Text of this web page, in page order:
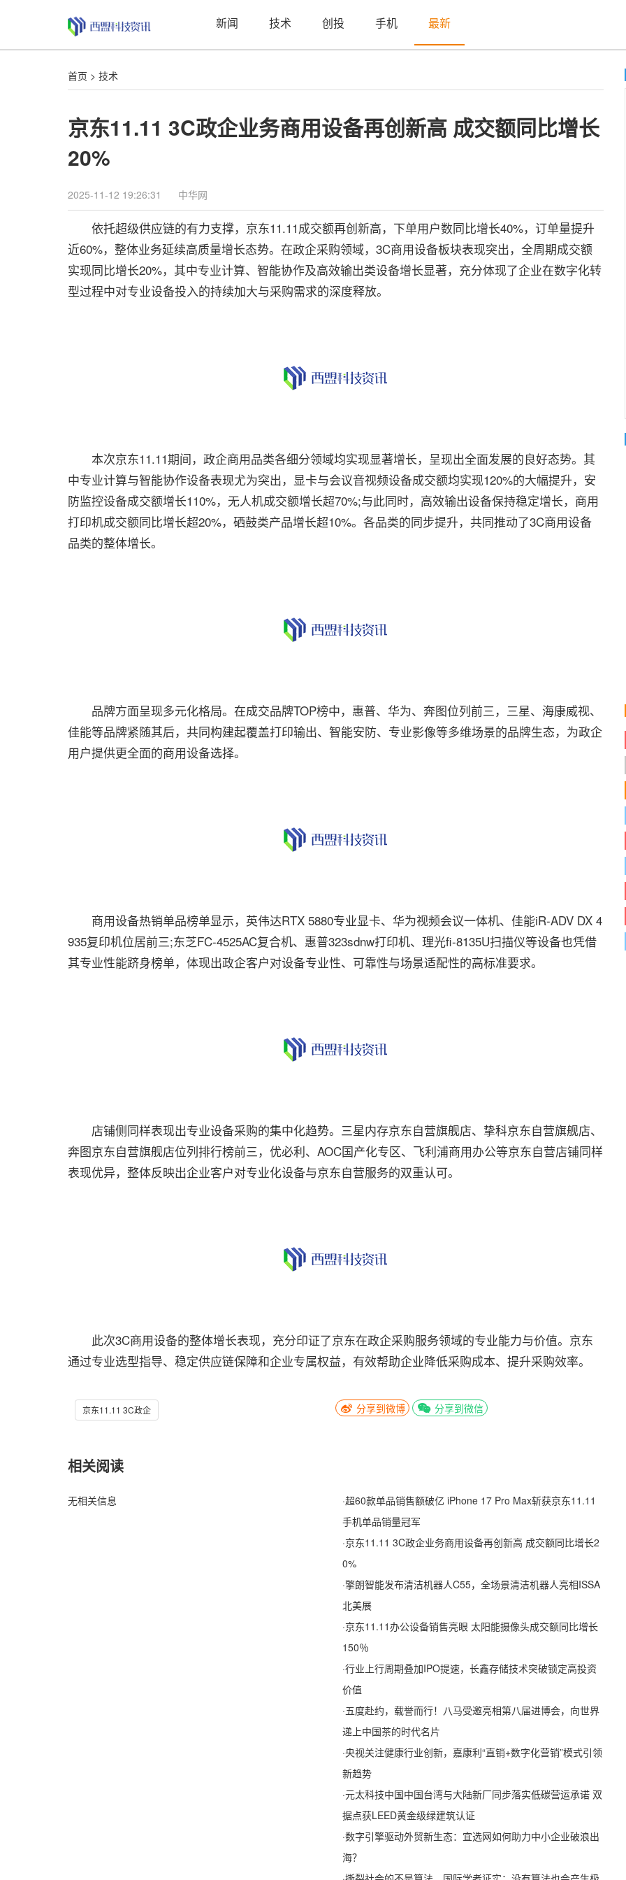
新闻 技术 创投 手机 最新
首页 > 技术
京东11.11 3C政企业务商用设备再创新高 成交额同比增长
20%
2025-11-12 19:26:31 中华网
依托超级供应链的有力支撑，京东11.11成交额再创新高，下单用户数同比增长40%，订单量提升
近60%，整体业务延续高质量增长态势。在政企采购领域，3C商用设备板块表现突出，全周期成交额
实现同比增长20%，其中专业计算、智能协作及高效输出类设备增长显著，充分体现了企业在数字化转
型过程中对专业设备投入的持续加大与采购需求的深度释放。
本次京东11.11期间，政企商用品类各细分领域均实现显著增长，呈现出全面发展的良好态势。其
中专业计算与智能协作设备表现尤为突出，显卡与会议音视频设备成交额均实现120%的大幅提升，安
防监控设备成交额增长110%，无人机成交额增长超70%;与此同时，高效输出设备保持稳定增长，商用
打印机成交额同比增长超20%，硒鼓类产品增长超10%。各品类的同步提升，共同推动了3C商用设备
品类的整体增长。
品牌方面呈现多元化格局。在成交品牌TOP榜中，惠普、华为、奔图位列前三，三星、海康威视、
佳能等品牌紧随其后，共同构建起覆盖打印输出、智能安防、专业影像等多维场景的品牌生态，为政企
用户提供更全面的商用设备选择。
商用设备热销单品榜单显示，英伟达RTX 5880专业显卡、华为视频会议一体机、佳能iR-ADV DX 4
935复印机位居前三;东芝FC-4525AC复合机、惠普323sdnw打印机、理光fi-8135U扫描仪等设备也凭借
其专业性能跻身榜单，体现出政企客户对设备专业性、可靠性与场景适配性的高标准要求。
店铺侧同样表现出专业设备采购的集中化趋势。三星内存京东自营旗舰店、挚科京东自营旗舰店、
奔图京东自营旗舰店位列排行榜前三，优必利、AOC国产化专区、飞利浦商用办公等京东自营店铺同样
表现优异，整体反映出企业客户对专业化设备与京东自营服务的双重认可。
此次3C商用设备的整体增长表现，充分印证了京东在政企采购服务领域的专业能力与价值。京东
通过专业选型指导、稳定供应链保障和企业专属权益，有效帮助企业降低采购成本、提升采购效率。
京东11.11 3C政企 分享到微博 分享到微信
相关阅读
无相关信息 ·超60款单品销售额破亿 iPhone 17 Pro Max斩获京东11.11
手机单品销量冠军
·京东11.11 3C政企业务商用设备再创新高 成交额同比增长2
0%
·擎朗智能发布清洁机器人C55，全场景清洁机器人亮相ISSA
北美展
·京东11.11办公设备销售亮眼 太阳能摄像头成交额同比增长
150％
·行业上行周期叠加IPO提速，长鑫存储技术突破锁定高投资
价值
·五度赴约，载誉而行！八马受邀亮相第八届进博会，向世界
递上中国茶的时代名片
·央视关注健康行业创新，嘉康利“直销+数字化营销”模式引领
新趋势
·元太科技中国中国台湾与大陆新厂同步落实低碳营运承诺 双
据点获LEED黄金级绿建筑认证
·数字引擎驱动外贸新生态：宜选网如何助力中小企业破浪出
海？